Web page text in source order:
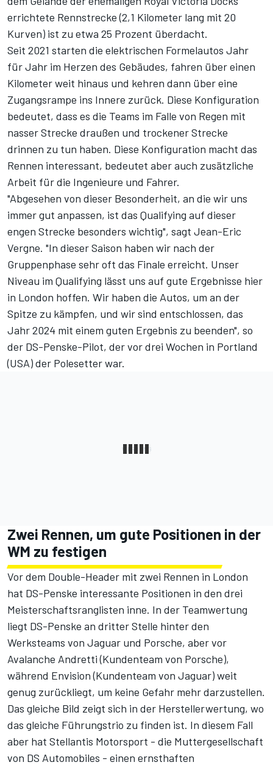
errichtete Rennstrecke (2,1 Kilometer lang mit 20
Kurven) ist zu etwa 25 Prozent überdacht.
Seit 2021 starten die elektrischen Formelautos Jahr
für Jahr im Herzen des Gebäudes, fahren über einen
Kilometer weit hinaus und kehren dann über eine
Zugangsrampe ins Innere zurück. Diese Konfiguration
bedeutet, dass es die Teams im Falle von Regen mit
nasser Strecke draußen und trockener Strecke
drinnen zu tun haben. Diese Konfiguration macht das
Rennen interessant, bedeutet aber auch zusätzliche
Arbeit für die Ingenieure und Fahrer.
"Abgesehen von dieser Besonderheit, an die wir uns
immer gut anpassen, ist das Qualifying auf dieser
engen Strecke besonders wichtig", sagt Jean-Eric
Vergne. "In dieser Saison haben wir nach der
Gruppenphase sehr oft das Finale erreicht. Unser
Niveau im Qualifying lässt uns auf gute Ergebnisse hier
in London hoffen. Wir haben die Autos, um an der
Spitze zu kämpfen, und wir sind entschlossen, das
Jahr 2024 mit einem guten Ergebnis zu beenden", so
der DS-Penske-Pilot, der vor drei Wochen in Portland
(USA) der Polesetter war.
Zwei Rennen, um gute Positionen in der
WM zu festigen
Vor dem Double-Header mit zwei Rennen in London
hat DS-Penske interessante Positionen in den drei
Meisterschaftsranglisten inne. In der Teamwertung
liegt DS-Penske an dritter Stelle hinter den
Werksteams von Jaguar und Porsche, aber vor
Avalanche Andretti (Kundenteam von Porsche),
während Envision (Kundenteam von Jaguar) weit
genug zurückliegt, um keine Gefahr mehr darzustellen.
Das gleiche Bild zeigt sich in der Herstellerwertung, wo
das gleiche Führungstrio zu finden ist. In diesem Fall
aber hat Stellantis Motorsport - die Muttergesellschaft
von DS Automobiles - einen ernsthaften